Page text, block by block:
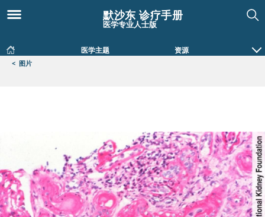
默沙东 诊疗手册
医学专业人士版
医学主题 资源
< 图片